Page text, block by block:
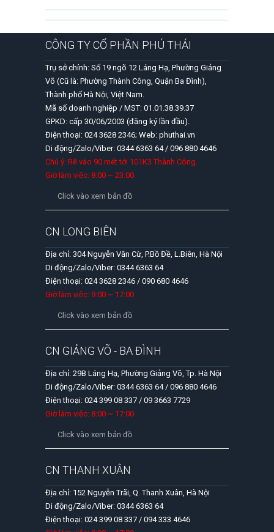
CÔNG TY CỔ PHẦN PHÚ THÁI
Trụ sở chính: Số 19 ngõ 12 Láng Hạ, Phường Giảng
Võ (Cũ là: Phường Thành Công, Quận Ba Đình),
Thành phố Hà Nội, Việt Nam.
Mã số doanh nghiệp / MST: 01.01.38.39.37
GPKD: cấp 30/06/2003 (đăng ký lần đầu).
Điện thoại: 024 3628 2346; Web: phuthai.vn
Di động/Zalo/Viber: 0344 6363 64 / 096 880 4646
Chú ý: Rẽ vào 90 mét tới 101K3 Thành Công.
Giờ làm việc: 8:00 ~ 23:00.
Click vào xem bản đồ
CN LONG BIÊN
Địa chỉ: 304 Nguyễn Văn Cừ, P.Bồ Đề, L.Biên, Hà Nội
Di động/Zalo/Viber: 0344 6363 64
Điện thoại: 024 3628 2346 / 090 680 4646
Giờ làm việc: 9:00 ~ 17:00
Click vào xem bản đồ
CN GIẢNG VÕ - BA ĐÌNH
Địa chỉ: 29B Láng Hạ, Phường Giảng Võ, Tp. Hà Nội
Di động/Zalo/Viber: 0344 6363 64 / 096 880 4646
Điện thoại: 024 399 08 337 / 09 3663 7729
Giờ làm việc: 8:00 ~ 17:00
Click vào xem bản đồ
CN THANH XUÂN
Địa chỉ: 152 Nguyễn Trãi, Q. Thanh Xuân, Hà Nội
Di động/Zalo/Viber: 0344 6363 64
Điện thoại: 024 399 08 337 / 094 333 4646